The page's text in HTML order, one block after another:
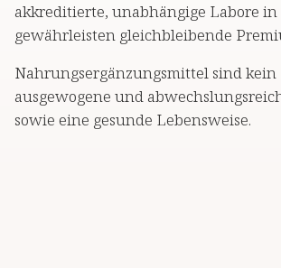
akkreditierte, unabhängige Labore
gewährleisten gleichbleibende
Nahrungsergänzungsmittel sind kein
ausgewogene und
sowie eine gesunde Lebensweise.